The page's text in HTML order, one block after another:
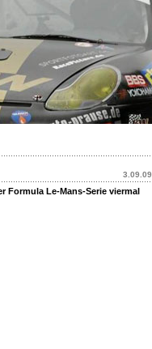
3.09.09
Formula Le-Mans-Serie viermal